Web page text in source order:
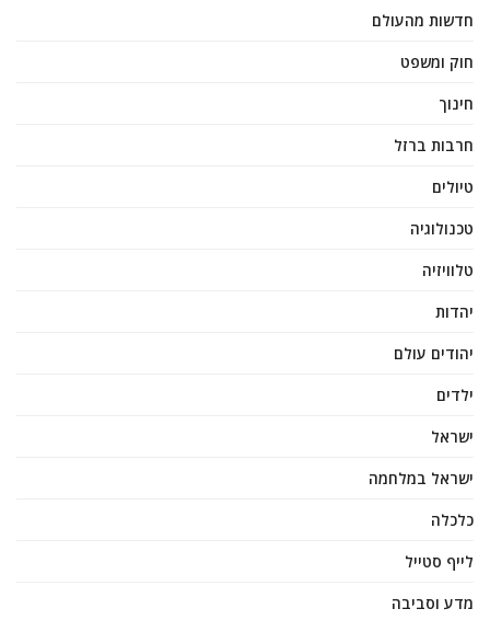
חדשות מהעולם
חוק ומשפט
חינוך
חרבות ברזל
טיולים
טכנולוגיה
טלוויזיה
יהדות
יהודים עולם
ילדים
ישראל
ישראל במלחמה
כלכלה
לייף סטייל
מדע וסביבה